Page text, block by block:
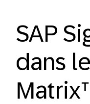
SAP
dans